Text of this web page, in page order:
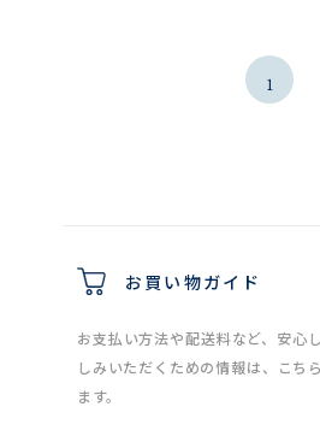
1
お買い物ガイド
お支払い方法や配送料など、安心
しみいただくための情報は、こち
ます。